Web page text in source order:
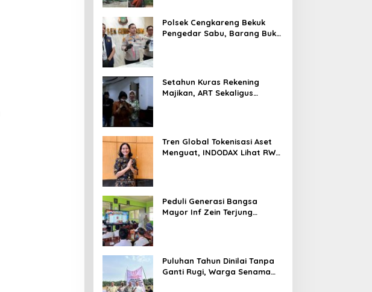
Rusak
Polsek Cengkareng Bekuk
Pengedar Sabu, Barang Bukti
Setahun Kuras Rekening
Majikan, ART Sekaligus
Tren Global Tokenisasi Aset
Menguat, INDODAX Lihat RWA
Peduli Generasi Bangsa
Mayor Inf Zein Terjung
Sekolah
Puluhan Tahun Dinilai Tanpa
Ganti Rugi, Warga Senama